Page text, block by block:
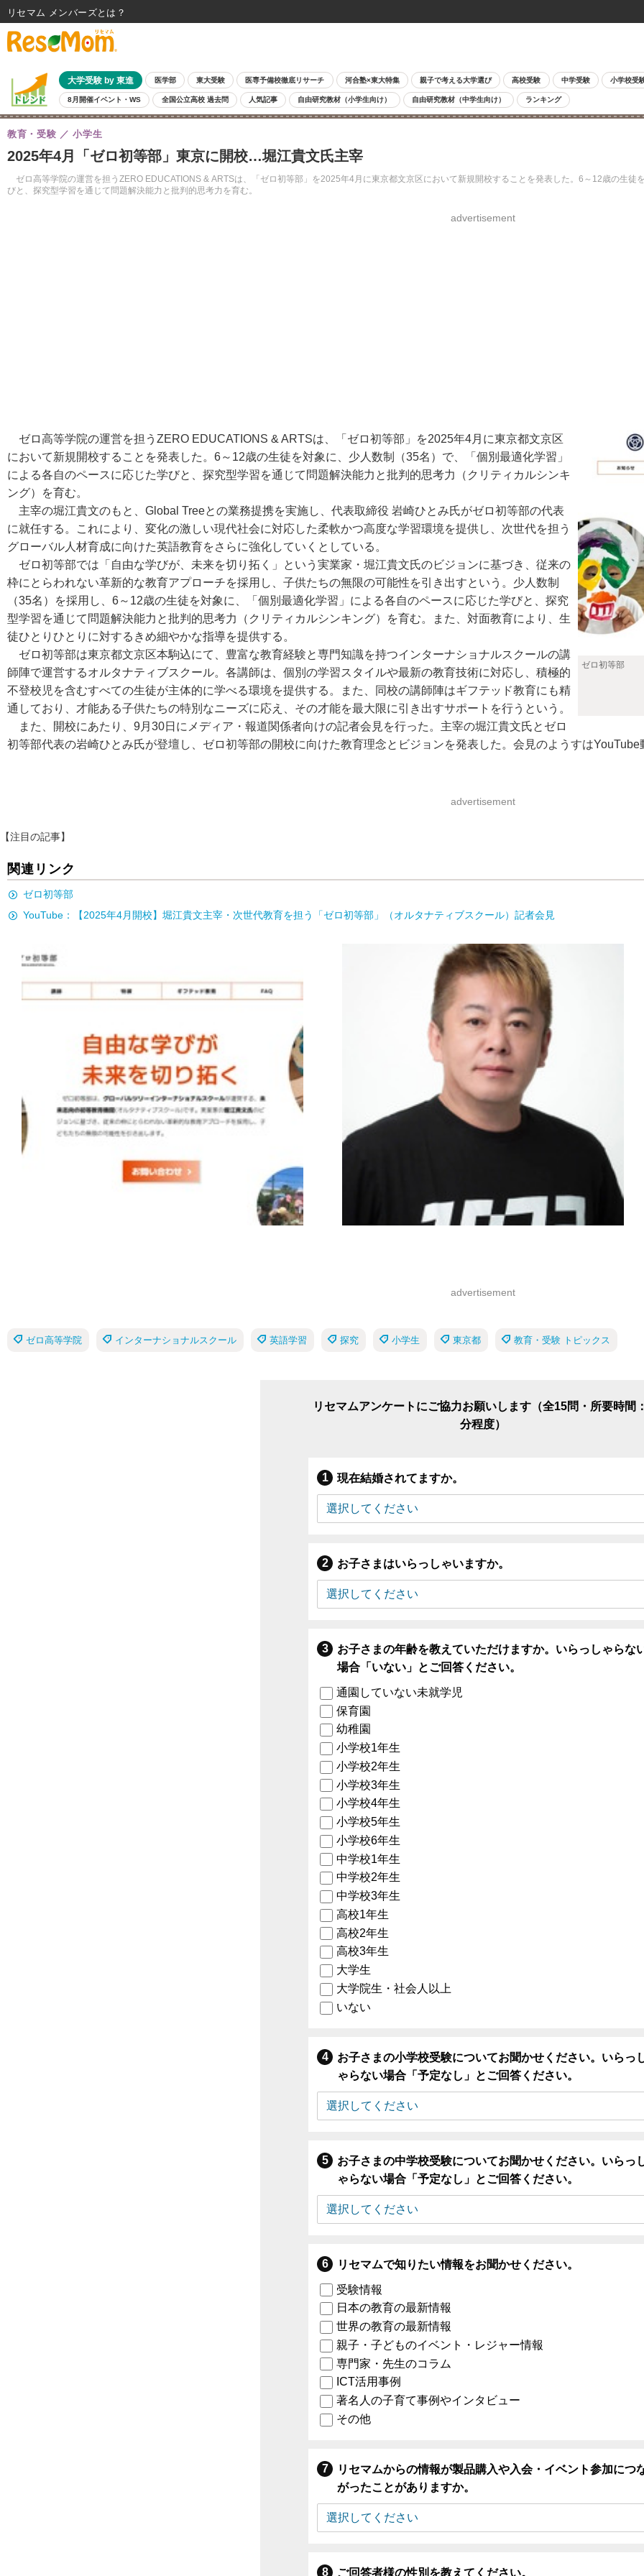
大学受験 by 東進 医学部 東大受験 医専予備校徹底リサーチ 河合塾×東大特集 親子で考える大学選び 高校受験 中学受験 小学校受
8月開催イベント・WS 全国公立高校 過去問 人気記事 自由研究教材（小学生向け） 自由研究教材（中学生向け） ランキング
2025年4月「ゼロ初等部」東京に開校…堀江貴文氏主宰
ゼロ高等学院の運営を担うZERO EDUCATIONS & ARTSは、「ゼロ初等部」を2025年4月に東京都文京区において新規開校することを発表した。6～12歳の生
びと、探究型学習を通じて問題解決能力と批判的思考力を育む。
教育・受験 小学生
advertisement
ゼロ初等部
ゼロ高等学院の運営を担うZERO EDUCATIONS & ARTSは、「ゼロ初等部」を2025年4月に東京都文京区
において新規開校することを発表した。6～12歳の生徒を対象に、少人数制（35名）で、「個別最適化学習」
による各自のペースに応じた学びと、探究型学習を通じて問題解決能力と批判的思考力（クリティカルシンキ
ング）を育む。
主宰の堀江貴文のもと、Global Treeとの業務提携を実施し、代表取締役 岩崎ひとみ氏がゼロ初等部の代表
に就任する。これにより、変化の激しい現代社会に対応した柔軟かつ高度な学習環境を提供し、次世代を担う
グローバル人材育成に向けた英語教育をさらに強化していくとしている。
ゼロ初等部では「自由な学びが、未来を切り拓く」という実業家・堀江貴文氏のビジョンに基づき、従来の
枠にとらわれない革新的な教育アプローチを採用し、子供たちの無限の可能性を引き出すという。少人数制
（35名）を採用し、6～12歳の生徒を対象に、「個別最適化学習」による各自のペースに応じた学びと、探究
型学習を通じて問題解決能力と批判的思考力（クリティカルシンキング）を育む。また、対面教育により、生
徒ひとりひとりに対するきめ細やかな指導を提供する。
ゼロ初等部は東京都文京区本駒込にて、豊富な教育経験と専門知識を持つインターナショナルスクールの講
師陣で運営するオルタナティブスクール。各講師は、個別の学習スタイルや最新の教育技術に対応し、積極的
不登校児を含むすべての生徒が主体的に学べる環境を提供する。また、同校の講師陣はギフテッド教育にも精
通しており、才能ある子供たちの特別なニーズに応え、その才能を最大限に引き出すサポートを行うという。
また、開校にあたり、9月30日にメディア・報道関係者向けの記者会見を行った。主宰の堀江貴文氏とゼロ
初等部代表の岩崎ひとみ氏が登壇し、ゼロ初等部の開校に向けた教育理念とビジョンを発表した。会見のようすは
advertisement
【注目の記事】
関連リンク
ゼロ初等部
YouTube：【2025年4月開校】堀江貴文主宰・次世代教育を担う「ゼロ初等部」（オルタナティブスクール）記者会見
advertisement
ゼロ高等学院 インターナショナルスクール 英語学習 探究 小学生 東京都 教育・受験 トピックス
リセマムアンケートにご協力お願いします（全15問・所要時間
分程度）
現在結婚されてますか。
お子さまはいらっしゃいますか。
お子さまの年齢を教えていただけますか。いらっしゃらな
場合「いない」とご回答ください。
通園していない未就学児
保育園
幼稚園
小学校1年生
小学校2年生
小学校3年生
小学校4年生
小学校5年生
小学校6年生
中学校1年生
中学校2年生
中学校3年生
高校1年生
高校2年生
高校3年生
大学生
大学院生・社会人以上
いない
お子さまの小学校受験についてお聞かせください。いらっ
ゃらない場合「予定なし」とご回答ください。
お子さまの中学校受験についてお聞かせください。いらっ
ゃらない場合「予定なし」とご回答ください。
リセマムで知りたい情報をお聞かせください。
受験情報
日本の教育の最新情報
世界の教育の最新情報
親子・子どものイベント・レジャー情報
専門家・先生のコラム
ICT活用事例
著名人の子育て事例やインタビュー
その他
リセマムからの情報が製品購入や入会・イベント参加につ
がったことがありますか。
ご回答者様の性別を教えてください。
リセマム メンバーズ